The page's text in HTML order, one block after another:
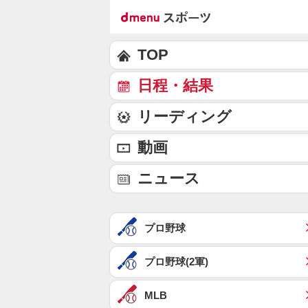
TOP
日程・結果
リーディング
動画
ニュース
プロ野球
プロ野球(2軍)
MLB